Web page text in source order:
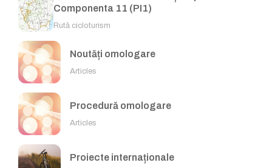
Componenta 11 (PI1)
Rută cicloturism
Noutăți omologare
Articles
Procedură omologare
Articles
Proiecte internaționale